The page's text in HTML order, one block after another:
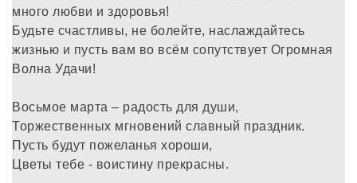
много любви и здоровья!
Будьте счастливы, не болейте, наслаждайтесь
жизнью и пусть вам во всём сопутствует Огромная
Волна Удачи!
Восьмое марта – радость для души,
Торжественных мгновений славный праздник.
Пусть будут пожеланья хороши,
Цветы тебе - воистину прекрасны.